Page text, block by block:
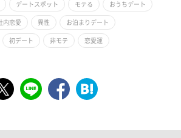
デートスポット モテる おうちデート
内恋愛 異性 お泊まりデート
初デート 非モテ 恋愛運